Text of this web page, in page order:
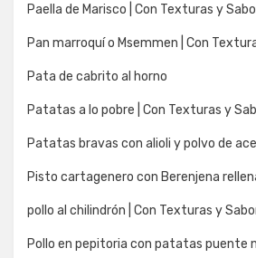
Paella de Marisco | Con Texturas y
Pan marroquí o Msemmen | Con
Pata de cabrito al horno
Patatas a lo pobre | Con Texturas y
Patatas bravas con alioli y polvo de
Pisto cartagenero con Berenjena
pollo al chilindrón | Con Texturas y
Pollo en pepitoria con patatas puente